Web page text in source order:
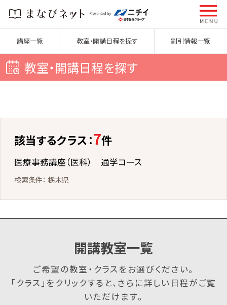
講座一覧 教室・開講日程を探す 割引情報一覧
教室・開講日程を探す
該当するクラス：7件
医療事務講座（医科） 通学コース
栃木県
開講教室一覧
ご希望の教室・クラスをお選びください。
「クラス」をクリックすると、さらに詳しい日程がご覧
いただけます。